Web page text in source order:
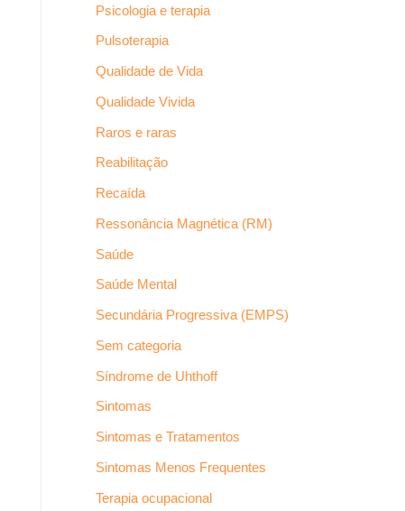
Psicologia e terapia
Pulsoterapia
Qualidade de Vida
Qualidade Vivida
Raros e raras
Reabilitação
Recaída
Ressonância Magnética (RM)
Saúde
Saúde Mental
Secundária Progressiva (EMPS)
Sem categoria
Síndrome de Uhthoff
Sintomas
Sintomas e Tratamentos
Sintomas Menos Frequentes
Terapia ocupacional